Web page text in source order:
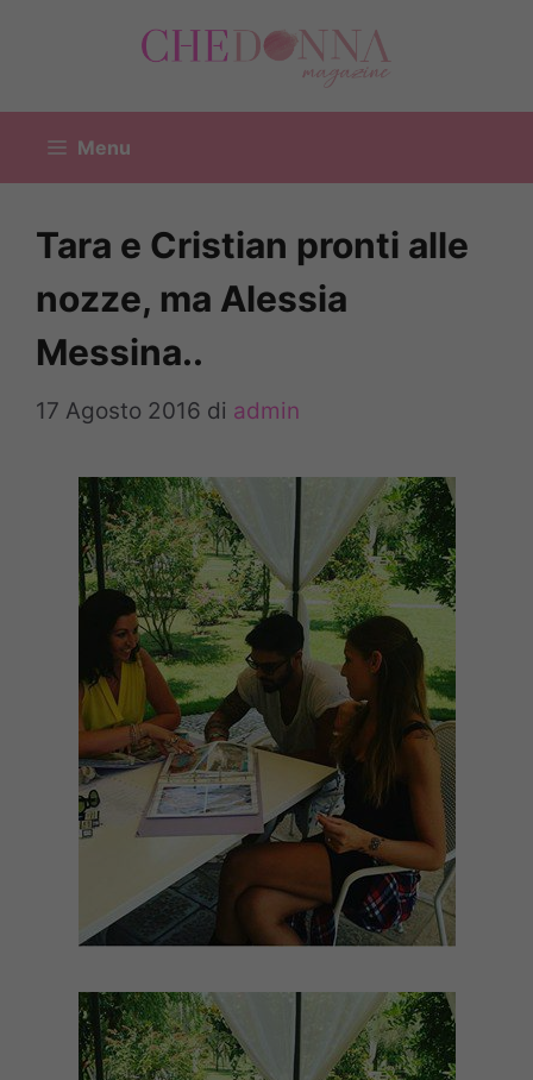
Menu
Tara e Cristian pronti alle
nozze, ma Alessia
Messina..
17 Agosto 2016 di admin